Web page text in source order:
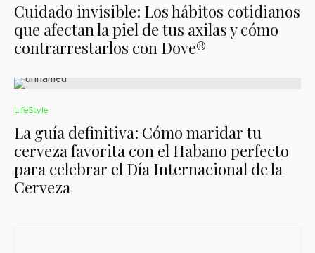
Cuidado invisible: Los hábitos cotidianos
que afectan la piel de tus axilas y cómo
contrarrestarlos con Dove®️
LifeStyle
La guía definitiva: Cómo maridar tu
cerveza favorita con el Habano perfecto
para celebrar el Día Internacional de la
Cerveza